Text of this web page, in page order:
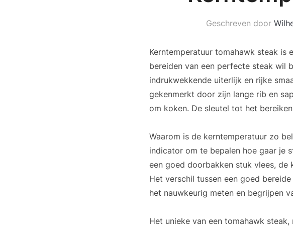
Geschreven door
Kerntemperatuur tomahawk steak is
bereiden van een perfecte steak wil
indrukwekkende uiterlijk en rijke
gekenmerkt door zijn lange rib en
om koken. De sleutel tot het
Waarom is de kerntemperatuur zo
indicator om te bepalen hoe gaar je
een goed doorbakken stuk vlees, de
Het verschil tussen een goed
het nauwkeurig meten en begrijpen
Het unieke van een tomahawk